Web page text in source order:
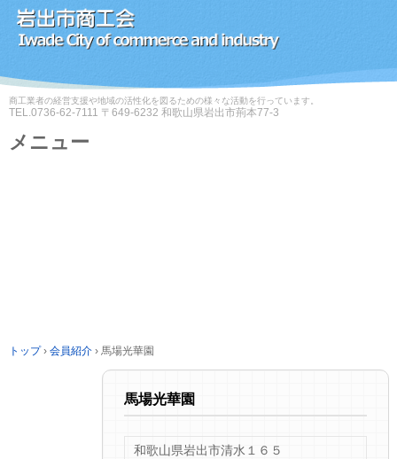
商工業者の経営支援や地域の活性化を図るための様々な活動を行っています。
TEL.0736-62-7111 〒649-6232 和歌山県岩出市荊本77-3
メニュー
トップ › 会員紹介 › 馬場光華園
馬場光華園
和歌山県岩出市清水１６５